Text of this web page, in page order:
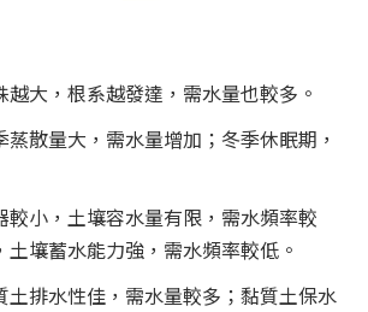
越大，根系越發達，需水量也較多。
蒸散量大，需水量增加；冬季休眠期，
較小，土壤容水量有限，需水頻率較
土壤蓄水能力強，需水頻率較低。
土排水性佳，需水量較多；黏質土保水